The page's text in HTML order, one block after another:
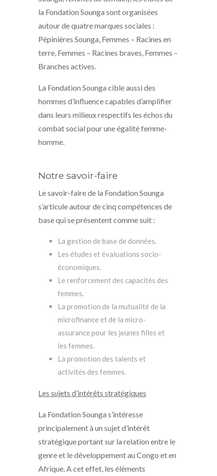
la Fondation Sounga sont organisées
autour de quatre marques sociales :
Pépinières Sounga, Femmes – Racines en
terre, Femmes – Racines braves, Femmes –
Branches actives.
La Fondation Sounga cible aussi des
hommes d’influence capables d’amplifier
dans leurs milieux respectifs les échos du
combat social pour une égalité femme-
homme.
Notre savoir-faire
Le savoir-faire de la Fondation Sounga
s’articule autour de cinq compétences de
base qui se présentent comme suit :
La gestion de base de données.
Les études et évaluations socio-
économiques.
Le renforcement des capacités des
femmes.
La promotion de la mutualité de la
microfinance et de la micro-
assurance pour les jeunes filles et
les femmes.
La promotion des talents et
activités des femmes.
Les sujets d’intérêts stratégiques
La Fondation Sounga s’intéresse
principalement à un sujet d’intérêt
stratégique portant sur la relation entre le
genre et le développement au Congo et en
Afrique. A cet effet, les éléments